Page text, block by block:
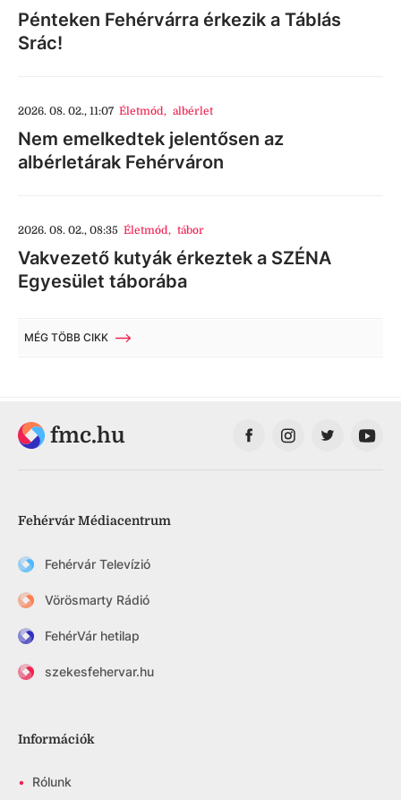
Pénteken Fehérvárra érkezik a Táblás
Srác!
2026. 08. 02., 11:07 Életmód, albérlet
Nem emelkedtek jelentősen az
albérletárak Fehérváron
2026. 08. 02., 08:35 Életmód, tábor
Vakvezető kutyák érkeztek a SZÉNA
Egyesület táborába
MÉG TÖBB CIKK
fmc.hu
Fehérvár Médiacentrum
Fehérvár Televízió
Vörösmarty Rádió
FehérVár hetilap
szekesfehervar.hu
Információk
• Rólunk